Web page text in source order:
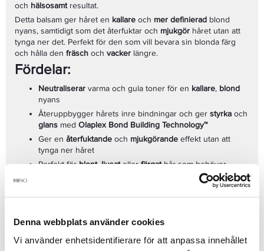
Denna webbplats använder cookies
Vi använder enhetsidentifierare för att anpassa innehållet
och hälsosamtresultat.
Detta balsam ger håret en kallare och mer definierad blond
nyans, samtidigt som det återfuktar och mjukgör håret utan att
tynga ner det. Perfekt för den som vill bevara sin blonda färg
och hålla den fräsch och vacker längre.
Fördelar:
Neutraliserar varma och gula toner för en kallare, blond
nyans
Återuppbygger hårets inre bindningar och ger styrka och
glans med Olaplex Bond Building Technology™
Ger en återfuktande och mjukgörande effekt utan att
tynga ner håret
Perfekt förblont,ljusatellerfärgathår som behöver
Olaplex No. 4P Blond Enhancer Toning Shampoo
Volym: 1000ml